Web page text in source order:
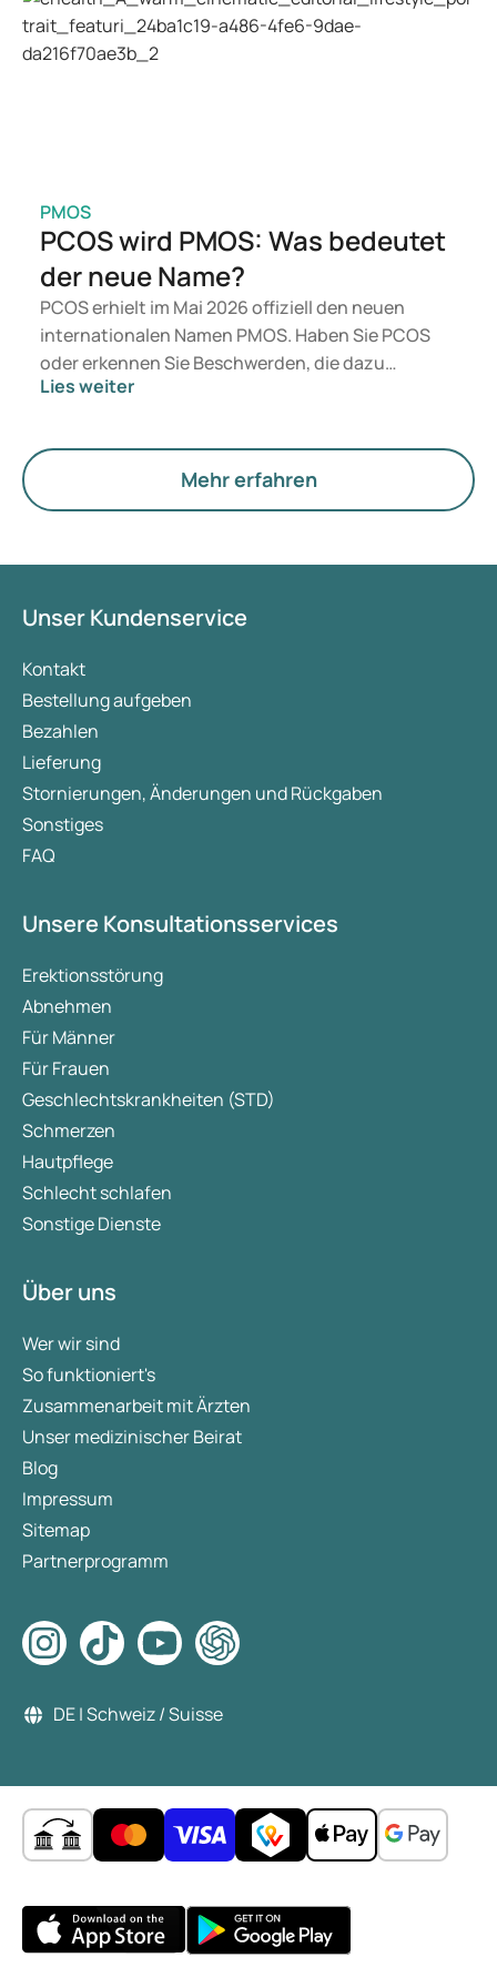
Arzt auf Basis Ihrer Gesundheit, Ihres BMI und
Ihres Medikamentengebrauchs.
PMOS
PCOS wird PMOS: Was bedeutet
der neue Name?
PCOS erhielt im Mai 2026 offiziell den neuen
internationalen Namen PMOS. Haben Sie PCOS
oder erkennen Sie Beschwerden, die dazu
passen? Medizinisch ändert sich vorerst nichts.
Hormone, den Stoffwechsel und die Funktion der
Lies weiter
Mehr erfahren
Unser Kundenservice
Kontakt
Bestellung aufgeben
Bezahlen
Lieferung
Stornierungen, Änderungen und Rückgaben
Sonstiges
FAQ
Unsere Konsultationsservices
Erektionsstörung
Abnehmen
Für Männer
Für Frauen
Geschlechtskrankheiten (STD)
Schmerzen
Hautpflege
Schlecht schlafen
Sonstige Dienste
Über uns
Wer wir sind
So funktioniert's
Zusammenarbeit mit Ärzten
Unser medizinischer Beirat
Blog
Impressum
Sitemap
Partnerprogramm
DE | Schweiz / Suisse